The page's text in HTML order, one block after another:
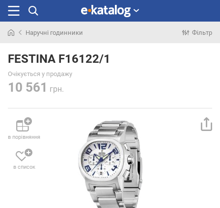
раніше
Наручні годинники Фільтр
FESTINA F16122/1
Очікується у продажу
10 561 грн.
в порівняння
в список